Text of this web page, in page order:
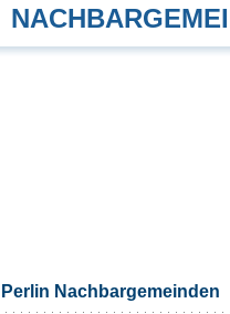
Perlin Nachbargemeinden